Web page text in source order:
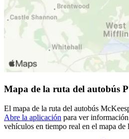
Mapa de la ruta del autobús
El mapa de la ruta del autobús
Abre la aplicación para ver
vehículos en tiempo real en el mapa de